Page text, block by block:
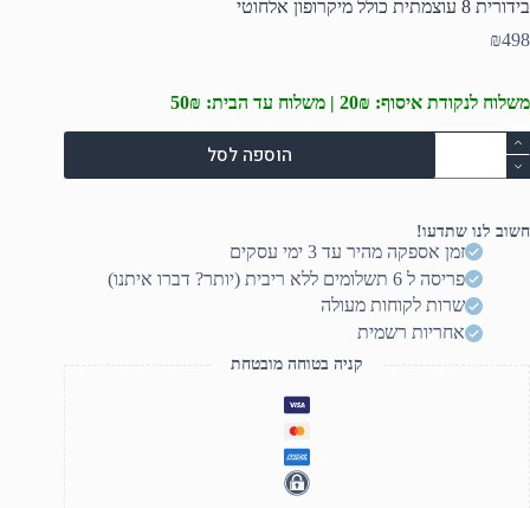
בידורית 8 עוצמתית כולל מיקרופון אלחוטי
₪498
משלוח לנקודת איסוף: 20₪ | משלוח עד הבית: 50₪
כמות
של
בידורית
עוצמתית
כולל
מיקרופון
אלחוטי
הוספה לסל
חשוב לנו שתדעו!
זמן אספקה מהיר עד 3 ימי עסקים
פריסה ל 6 תשלומים ללא ריבית (יותר? דברו איתנו)
שרות לקוחות מעולה
אחריות רשמית
קניה בטוחה מובטחת